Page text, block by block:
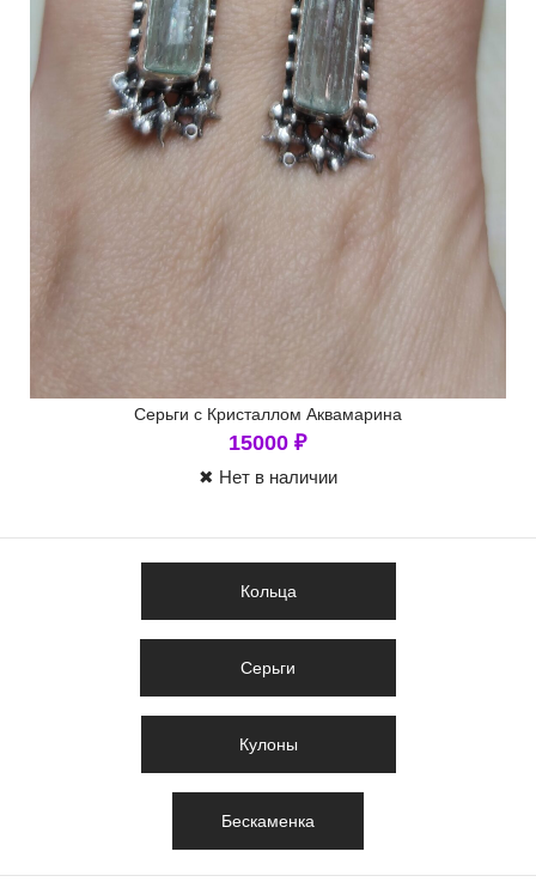
Серьги с Кристаллом Аквамарина
15000 ₽
✖ Нет в наличии
Кольца
Серьги
Кулоны
Бескаменка